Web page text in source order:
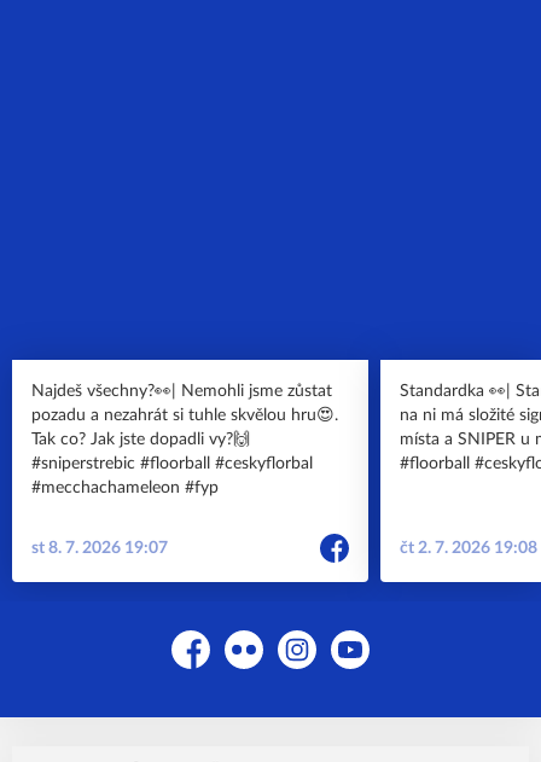
Najdeš všechny?👀| Nemohli jsme zůstat
pozadu a nezahrát si tuhle skvělou hru😍.
Tak co? Jak jste dopadli vy?🙌
#sniperstrebic #floorball #ceskyflorbal
#mecchachameleon #fyp
st 8. 7. 2026 19:07
Standardka 👀|
na ni má složité
místa a SNIPER u míčku
#floorball
čt 2. 7. 2026 19:08
FacebookFlickr InstagramYouTube